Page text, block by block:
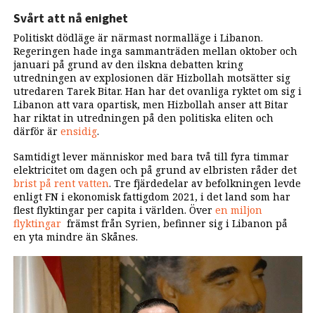
Svårt att nå enighet
Politiskt dödläge är närmast normalläge i Libanon.
Regeringen hade inga sammanträden mellan oktober och
januari på grund av den ilskna debatten kring
utredningen av explosionen där Hizbollah motsätter sig
utredaren Tarek Bitar. Han har det ovanliga ryktet om sig i
Libanon att vara opartisk, men Hizbollah anser att Bitar
har riktat in utredningen på den politiska eliten och
därför är ensidig.
Samtidigt lever människor med bara två till fyra timmar
elektricitet om dagen och på grund av elbristen råder det
brist på rent vatten. Tre fjärdedelar av befolkningen levde
enligt FN i ekonomisk fattigdom 2021, i det land som har
flest flyktingar per capita i världen. Över en miljon
flyktingar främst från Syrien, befinner sig i Libanon på
en yta mindre än Skånes.